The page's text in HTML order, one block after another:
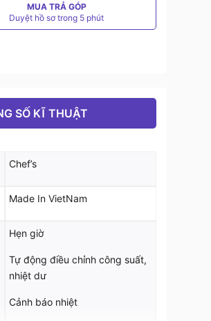
MUA TRẢ GÓP
Duyệt hồ sơ trong 5 phút
SỐ KĨ THUẬT
Chef’s
Made In VietNam
Hẹn giờ
Tự động điều chỉnh công suất,
nhiệt dư
Cảnh báo nhiệt